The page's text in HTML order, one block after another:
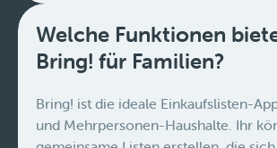
Welche Funktionen
Bring! für Familien?
Bring! ist die ideale Einkaufslisten-
und Mehrpersonen-Haushalte. Ihr